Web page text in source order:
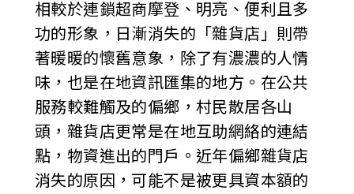
相較於連鎖超商摩登、明亮、便利且多
功的形象，日漸消失的「雜貨店」則帶
著暖暖的懷舊意象，除了有濃濃的人情
味，也是在地資訊匯集的地方。在公共
服務較難觸及的偏鄉，村民散居各山
頭，雜貨店更常是在地互助網絡的連結
點，物資進出的門戶。近年偏鄉雜貨店
消失的原因，可能不是被更具資本額的